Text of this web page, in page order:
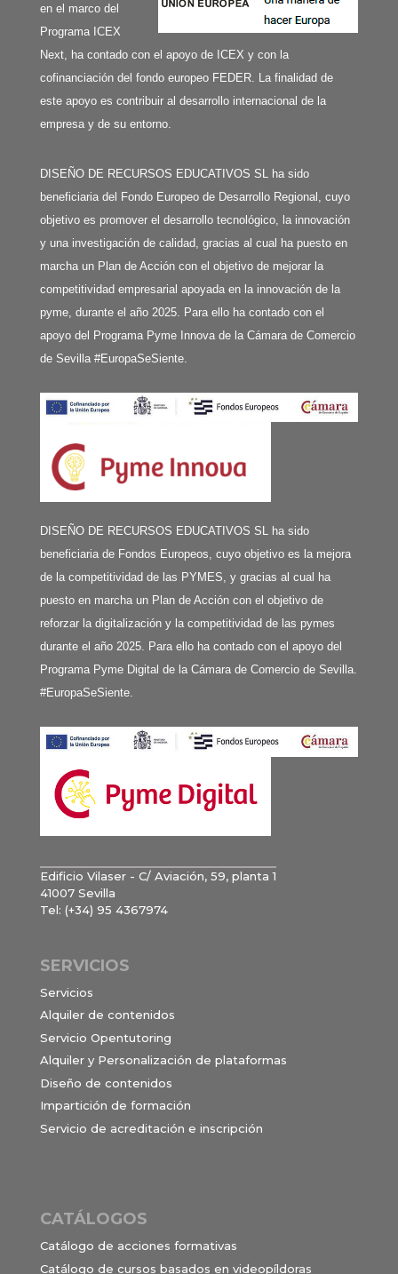
en el marco del
Programa ICEX
Next, ha contado con el apoyo de ICEX y con la
cofinanciación del fondo europeo FEDER. La finalidad de
este apoyo es contribuir al desarrollo internacional de la
empresa y de su entorno.
DISEÑO DE RECURSOS EDUCATIVOS SL ha sido
beneficiaria del Fondo Europeo de Desarrollo Regional, cuyo
objetivo es promover el desarrollo tecnológico, la innovación
y una investigación de calidad, gracias al cual ha puesto en
marcha un Plan de Acción con el objetivo de mejorar la
competitividad empresarial apoyada en la innovación de la
pyme, durante el año 2025. Para ello ha contado con el
apoyo del Programa Pyme Innova de la Cámara de Comercio
de Sevilla #EuropaSeSiente.
DISEÑO DE RECURSOS EDUCATIVOS SL ha sido
beneficiaria de Fondos Europeos, cuyo objetivo es la mejora
de la competitividad de las PYMES, y gracias al cual ha
puesto en marcha un Plan de Acción con el objetivo de
reforzar la digitalización y la competitividad de las pymes
durante el año 2025. Para ello ha contado con el apoyo del
Programa Pyme Digital de la Cámara de Comercio de Sevilla.
#EuropaSeSiente.
Edificio Vilaser - C/ Aviación, 59, planta 1
41007 Sevilla
Tel: (+34) 95 4367974
SERVICIOS
Servicios
Alquiler de contenidos
Servicio Opentutoring
Alquiler y Personalización de plataformas
Diseño de contenidos
Impartición de formación
Servicio de acreditación e inscripción
CATÁLOGOS
Catálogo de acciones formativas
Catálogo de cursos basados en videopíldoras